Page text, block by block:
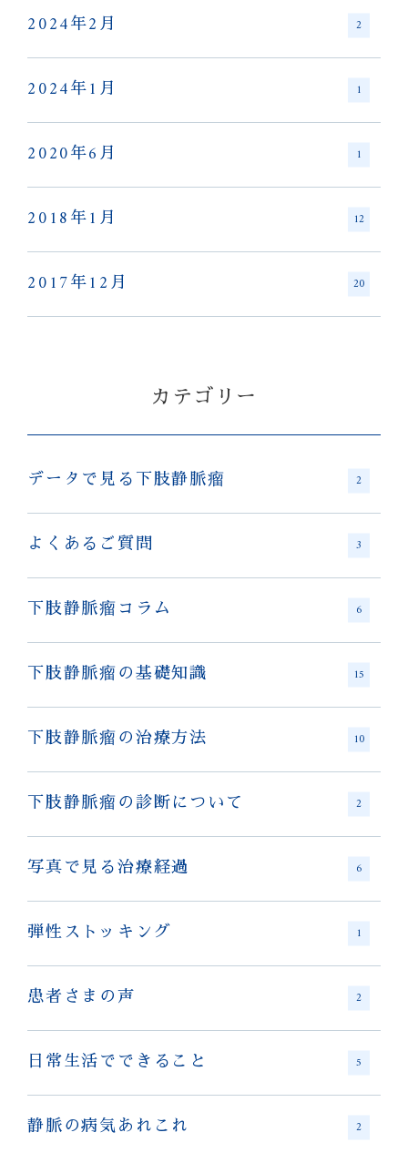
2024年2月 2
2024年1月 1
2020年6月 1
2018年1月 12
2017年12月 20
カテゴリー
データで見る下肢静脈瘤 2
よくあるご質問 3
下肢静脈瘤コラム 6
下肢静脈瘤の基礎知識 15
下肢静脈瘤の治療方法 10
下肢静脈瘤の診断について 2
写真で見る治療経過 6
弾性ストッキング 1
患者さまの声 2
日常生活でできること 5
静脈の病気あれこれ 2